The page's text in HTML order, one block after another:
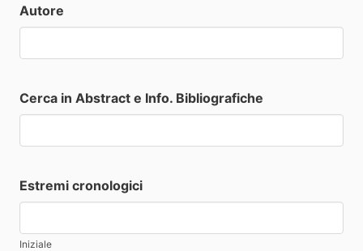
Autore
Cerca in Abstract e Info. Bibliografiche
Estremi cronologici
Iniziale